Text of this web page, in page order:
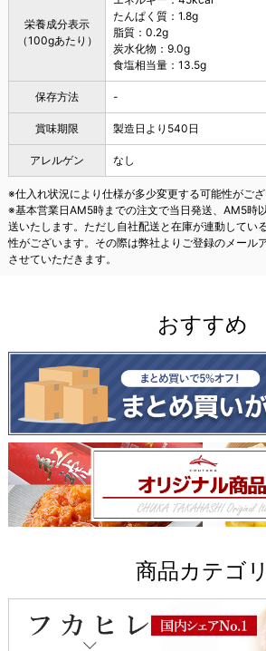
栄養成分表示
（100gあたり）
たんぱく質：1.8g
脂質：0.2g
炭水化物：9.0g
食塩相当量：13.5g
保存方法 -
賞味期限 製造日より540日
アレルゲン なし
※仕入れ状況により仕様が多少変更する可能性がござ
※基本営業日AM5時までの注文で当日発送、AM5時
送いたします。ただし自社配送と在庫が連動してい
性がございます。その際は弊社よりご登録のメール
させていただきます。
おすすめ
商品カテゴリ